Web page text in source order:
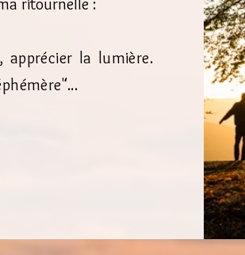
ritournelle :
apprécier la lumière.